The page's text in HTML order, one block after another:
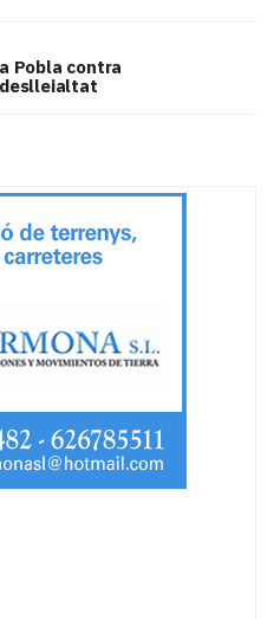
Pobla contra
deslleialtat